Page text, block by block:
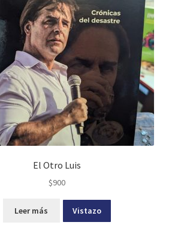
El Otro Luis
$900
Leer más Vistazo